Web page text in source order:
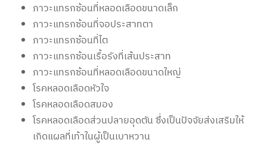
ภาวะแทรกซ้อนที่หลอดเลือดขนาดเล็ก
ภาวะแทรกซ้อนที่จอประสาทตา
ภาวะแทรกซ้อนที่ไต
ภาวะแทรกซ้อนเรื้อรังที่เส้นประสาท
ภาวะแทรกซ้อนที่หลอดเลือดขนาดใหญ่
โรคหลอดเลือดหัวใจ
โรคหลอดเลือดสมอง
โรคหลอดเลือดส่วนปลายอุดตัน ซึ่งเป็นปัจจัยส่งเสริมให้
เกิดแผลที่เท้าในผู้เป็นเบาหวาน